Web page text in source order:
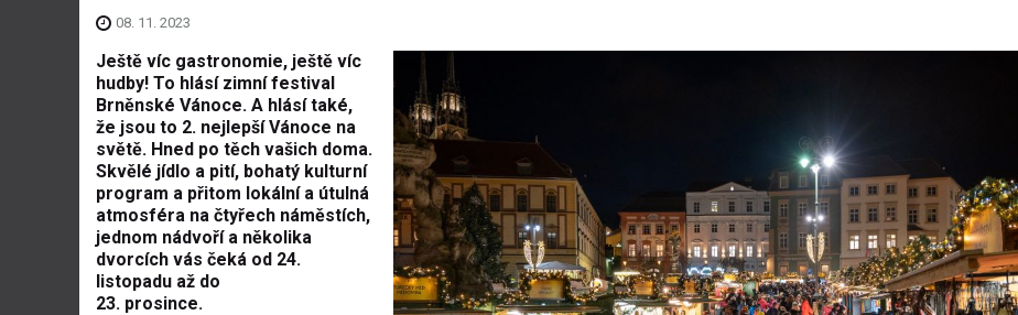
08. 11. 2023
Ještě víc gastronomie, ještě víc
hudby! To hlásí zimní festival
Brněnské Vánoce. A hlásí také,
že jsou to 2. nejlepší Vánoce na
světě. Hned po těch vašich doma.
Skvělé jídlo a pití, bohatý kulturní
program a přitom lokální a útulná
atmosféra na čtyřech náměstích,
jednom nádvoří a několika
dvorcích vás čeká od 24.
listopadu až do
23. prosince.